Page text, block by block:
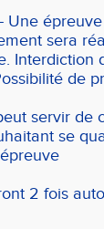
Une
sera
Interdiction
de
servir de
se
2 fois